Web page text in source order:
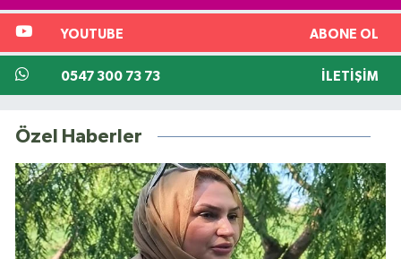
YOUTUBE ABONE OL
0547 300 73 73 İLETIŞIM
Özel Haberler